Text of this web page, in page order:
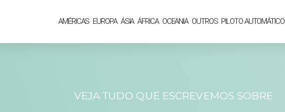
AMÉRICAS EUROPA ÁSIA ÁFRICA OCEANIA OUTROS PILOTO AUTOMÁTICO
VEJA TUDO QUE ESCREVEMOS SOBRE